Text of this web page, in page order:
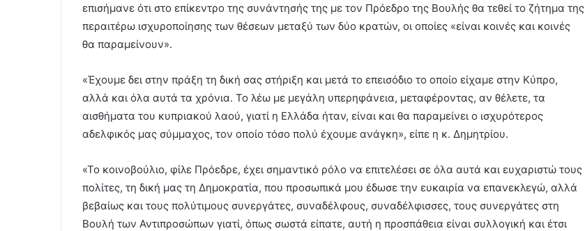
επισήμανε ότι στο επίκεντρο της συνάντησής της με τον Πρόεδρο της Βουλής θα τεθεί το ζήτημα της
περαιτέρω ισχυροποίησης των θέσεων μεταξύ των δύο κρατών, οι οποίες «είναι κοινές και κοινές
θα παραμείνουν».
«Έχουμε δει στην πράξη τη δική σας στήριξη και μετά το επεισόδιο το οποίο είχαμε στην Κύπρο,
αλλά και όλα αυτά τα χρόνια. Το λέω με μεγάλη υπερηφάνεια, μεταφέροντας, αν θέλετε, τα
αισθήματα του κυπριακού λαού, γιατί η Ελλάδα ήταν, είναι και θα παραμείνει ο ισχυρότερος
αδελφικός μας σύμμαχος, τον οποίο τόσο πολύ έχουμε ανάγκη», είπε η κ. Δημητρίου.
«Το κοινοβούλιο, φίλε Πρόεδρε, έχει σημαντικό ρόλο να επιτελέσει σε όλα αυτά και ευχαριστώ τους
πολίτες, τη δική μας τη Δημοκρατία, που προσωπικά μου έδωσε την ευκαιρία να επανεκλεγώ, αλλά
βεβαίως και τους πολύτιμους συνεργάτες, συναδέλφους, συναδέλφισσες, τους συνεργάτες στη
Βουλή των Αντιπροσώπων γιατί, όπως σωστά είπατε, αυτή η προσπάθεια είναι συλλογική και έτσι